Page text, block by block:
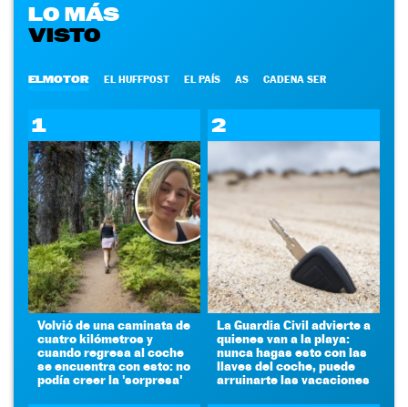
LO MÁS
VISTO
ELMOTOR EL HUFFPOST EL PAÍS AS CADENA SER
1
Volvió de una caminata de
cuatro kilómetros y
cuando regresa al coche
se encuentra con esto: no
podía creer la 'sorpresa'
2
La Guardia Civil advierte a
quienes van a la playa:
nunca hagas esto con las
llaves del coche, puede
arruinarte las vacaciones